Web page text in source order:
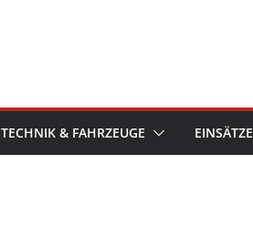
TECHNIK & FAHRZEUGE EINSÄTZE